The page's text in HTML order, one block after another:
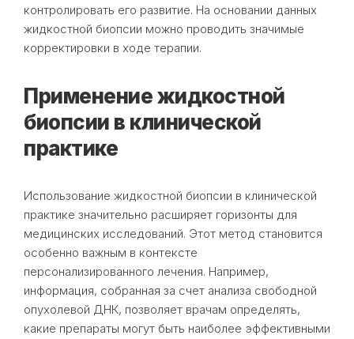
контролировать его развитие. На основании данных
жидкостной биопсии можно проводить значимые
корректировки в ходе терапии.
Применение жидкостной
биопсии в клинической
практике
Использование жидкостной биопсии в клинической
практике значительно расширяет горизонты для
медицинских исследований. Этот метод становится
особенно важным в контексте
персонализированного лечения. Например,
информация, собранная за счет анализа свободной
опухолевой ДНК, позволяет врачам определять,
какие препараты могут быть наиболее эффективными